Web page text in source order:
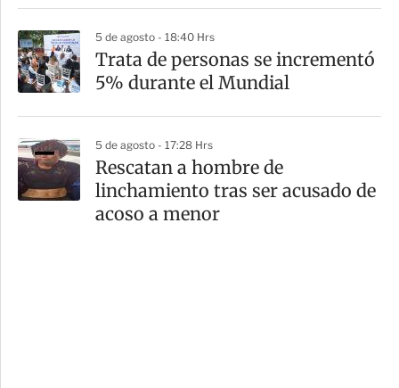
5 de agosto - 18:40 Hrs
Trata de personas se incrementó
5% durante el Mundial
5 de agosto - 17:28 Hrs
Rescatan a hombre de
linchamiento tras ser acusado de
acoso a menor